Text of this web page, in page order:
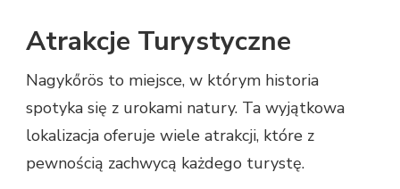
Atrakcje Turystyczne
Nagykőrös to miejsce, w którym historia
spotyka się z urokami natury. Ta wyjątkowa
lokalizacja oferuje wiele atrakcji, które z
pewnością zachwycą każdego turystę.